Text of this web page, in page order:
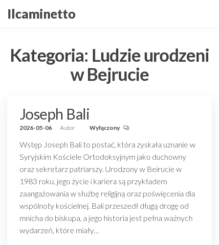
Przejdź
doIlcaminetto
Kategoria: Ludzie urodzeni
w Bejrucie
Joseph Bali
2026-05-06 Autor Wyłączony
Wstęp Joseph Bali to postać, która zyskała uznanie w
Syryjskim Kościele Ortodoksyjnym jako duchowny
oraz sekretarz patriarszy. Urodzony w Beirucie w
1983 roku, jego życie i kariera są przykładem
zaangażowania w służbę religijną oraz poświęcenia dla
wspólnoty kościelnej. Bali przeszedł długą drogę od
mnicha do biskupa, a jego historia jest pełna ważnych
wydarzeń, które miały…